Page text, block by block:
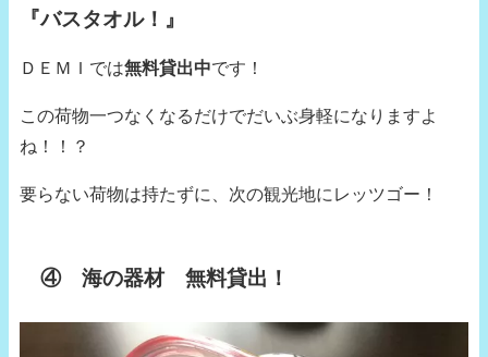
『バスタオル！』
ＤＥＭＩでは無料貸出中です！
この荷物一つなくなるだけでだいぶ身軽になりますよ
ね！！？
要らない荷物は持たずに、次の観光地にレッツゴー！
④ 海の器材 無料貸出！